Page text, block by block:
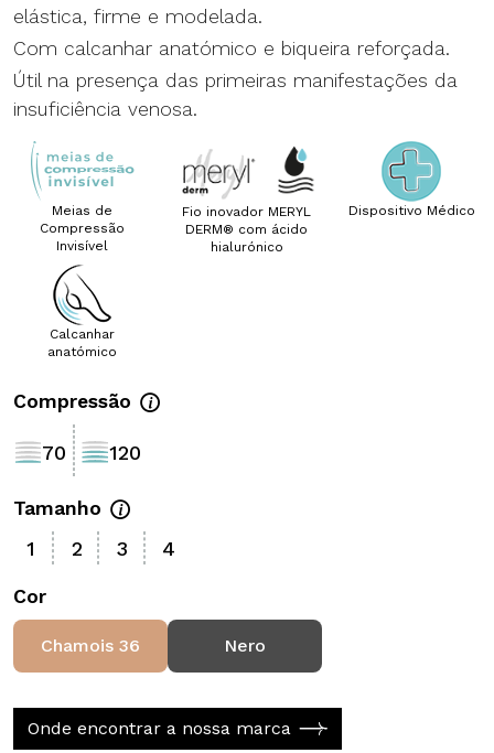
elástica, firme e modelada.
Com calcanhar anatómico e biqueira reforçada.
Útil na presença das primeiras manifestações da
insuficiência venosa.
Meias de Compressão Invisível
Meias de
Compressão
Invisível
Fio inovador MERYL DERM®
Fio inovador MERYL
DERM® com ácido
hialurónico
Dispositivo
Dispositivo Médico
Calcanhar anatómico
Calcanhar
anatómico
Compressão
70 120
Tamanho
1 2 3 4
Cor
Chamois 36 Nero
Onde encontrar a nossa marca